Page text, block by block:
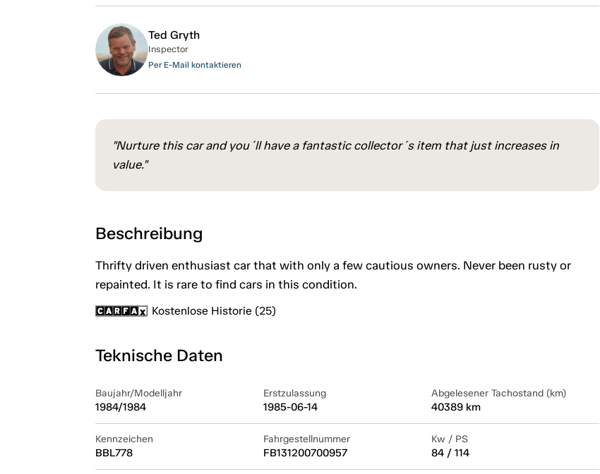
Ted Gryth
Inspector
Per E-Mail kontaktieren
"Nurture this car and you´ll have a fantastic collector´s item that just increases in
value."
Beschreibung
Thrifty driven enthusiast car that with only a few cautious owners. Never been rusty or
repainted. It is rare to find cars in this condition.
Kostenlose Historie (25)
Teknische Daten
Baujahr/Modelljahr
1984/1984
Erstzulassung
1985-06-14
Abgelesener Tachostand (km)
40389 km
Kennzeichen
BBL778
Fahrgestellnummer
FB131200700957
Kw / PS
84 / 114